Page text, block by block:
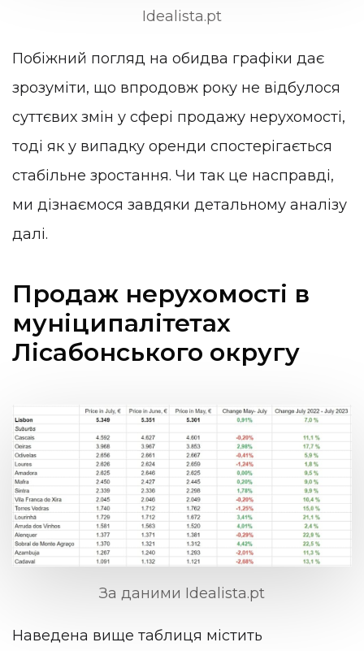
Idealista.pt
Побіжний погляд на обидва графіки дає
зрозуміти, що впродовж року не відбулося
суттєвих змін у сфері продажу нерухомості,
тоді як у випадку оренди спостерігається
стабільне зростання. Чи так це насправді,
ми дізнаємося завдяки детальному аналізу
далі.
Продаж нерухомості в
муніципалітетах
Лісабонського округу
За даними Idealista.pt
Наведена вище таблиця містить